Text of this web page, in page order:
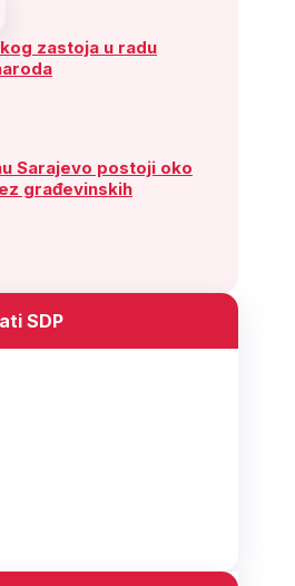
zastoja u radu
Sarajevo postoji oko
građevinskih
SDP